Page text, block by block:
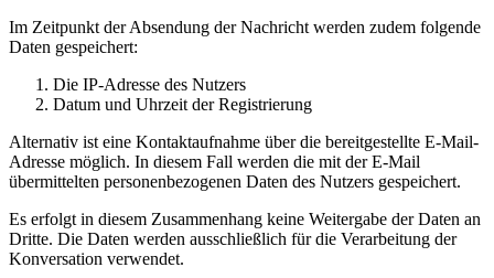
Im Zeitpunkt der Absendung der Nachricht werden zudem folgende
Daten gespeichert:
Die IP-Adresse des Nutzers
Datum und Uhrzeit der Registrierung
Alternativ ist eine Kontaktaufnahme über die bereitgestellte E-Mail-
Adresse möglich. In diesem Fall werden die mit der E-Mail
übermittelten personenbezogenen Daten des Nutzers gespeichert.
Es erfolgt in diesem Zusammenhang keine Weitergabe der Daten an
Dritte. Die Daten werden ausschließlich für die Verarbeitung der
Konversation verwendet.